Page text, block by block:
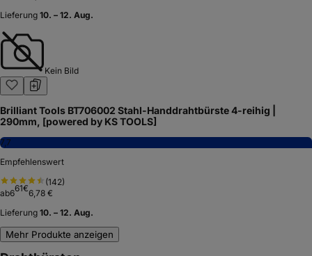
Lieferung 10. – 12. Aug.
Kein Bild
Brilliant Tools BT706002 Stahl-Handdrahtbürste 4-reihig |
290mm, [powered by KS TOOLS]
7,7
Empfehlenswert
(142)
ab661€6,78 €
Lieferung 10. – 12. Aug.
Mehr Produkte anzeigen